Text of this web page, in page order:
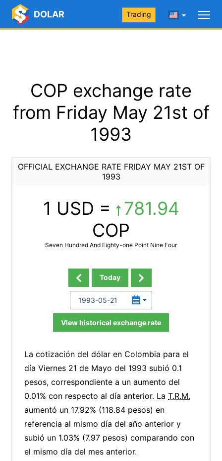
DOLAR Trading
COP exchange rate
from Friday May 21st of
1993
OFFICIAL EXCHANGE RATE FRIDAY MAY 21ST OF
1993
1 USD =
781.94
COP
Seven Hundred And Eighty-one Point Nine Four
Today
View historical exchange rate
La cotización del dólar en Colombia para el
día Viernes 21 de Mayo del 1993 subió 0.1
pesos, correspondiente a un aumento del
0.01% con respecto al día anterior. La T.R.M.
aumentó un 17.92% (118.84 pesos) en
referencia al mismo día del año anterior y
subió un 1.03% (7.97 pesos) comparando con
el mismo día del mes anterior.